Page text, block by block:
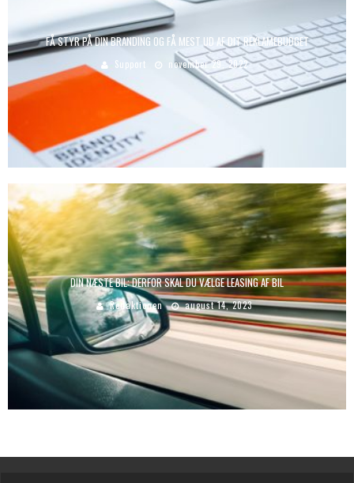
FÅ STYR PÅ DIN BRANDING OG FÅ MEST UD AF DIT REKLAMEBUDGET
Support november 29, 2022
DIN NÆSTE BIL: DERFOR SKAL DU VÆLGE LEASING AF BIL
Redaktionen august 14, 2023